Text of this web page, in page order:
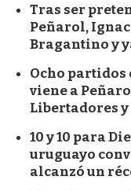
Tras ser
Peñarol,
Bragantino y
Ocho partidos
viene a
Libertadores
10 y 10 para
uruguayo
alcanzó un